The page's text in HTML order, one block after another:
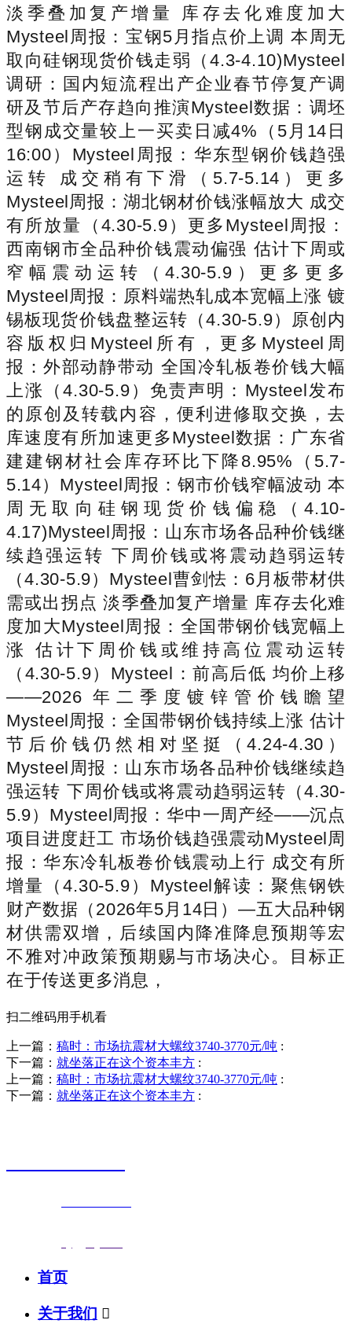
淡季叠加复产增量 库存去化难度加大
Mysteel周报：宝钢5月指点价上调 本周无
取向硅钢现货价钱走弱（4.3-4.10)Mysteel
调研：国内短流程出产企业春节停复产调
研及节后产存趋向推演Mysteel数据：调坯
型钢成交量较上一买卖日减4%（5月14日
16:00）Mysteel周报：华东型钢价钱趋强
运转 成交稍有下滑（5.7-5.14）更多
Mysteel周报：湖北钢材价钱涨幅放大 成交
有所放量（4.30-5.9）更多Mysteel周报：
西南钢市全品种价钱震动偏强 估计下周或
窄幅震动运转（4.30-5.9）更多更多
Mysteel周报：原料端热轧成本宽幅上涨 镀
锡板现货价钱盘整运转（4.30-5.9）原创内
容版权归Mysteel所有，更多Mysteel周
报：外部动静带动 全国冷轧板卷价钱大幅
上涨（4.30-5.9）免责声明：Mysteel发布
的原创及转载内容，便利进修取交换，去
库速度有所加速更多Mysteel数据：广东省
建建钢材社会库存环比下降8.95%（5.7-
5.14）Mysteel周报：钢市价钱窄幅波动 本
周无取向硅钢现货价钱偏稳（4.10-
4.17)Mysteel周报：山东市场各品种价钱继
续趋强运转 下周价钱或将震动趋弱运转
（4.30-5.9）Mysteel曹剑怯：6月板带材供
需或出拐点 淡季叠加复产增量 库存去化难
度加大Mysteel周报：全国带钢价钱宽幅上
涨 估计下周价钱或维持高位震动运转
（4.30-5.9）Mysteel：前高后低 均价上移
——2026 年二季度镀锌管价钱瞻望
Mysteel周报：全国带钢价钱持续上涨 估计
节后价钱仍然相对坚挺（4.24-4.30）
Mysteel周报：山东市场各品种价钱继续趋
强运转 下周价钱或将震动趋弱运转（4.30-
5.9）Mysteel周报：华中一周产经——沉点
项目进度赶工 市场价钱趋强震动Mysteel周
报：华东冷轧板卷价钱震动上行 成交有所
增量（4.30-5.9）Mysteel解读：聚焦钢铁
财产数据（2026年5月14日）—五大品种钢
材供需双增，后续国内降准降息预期等宏
不雅对冲政策预期赐与市场决心。目标正
在于传送更多消息，
扫二维码用手机看
上一篇： 稿时：市场抗震材大螺纹3740-3770元/吨 :
下一篇： 就坐落正在这个资本丰方 :
上一篇： 稿时：市场抗震材大螺纹3740-3770元/吨 :
下一篇： 就坐落正在这个资本丰方 :
首页
关于我们 